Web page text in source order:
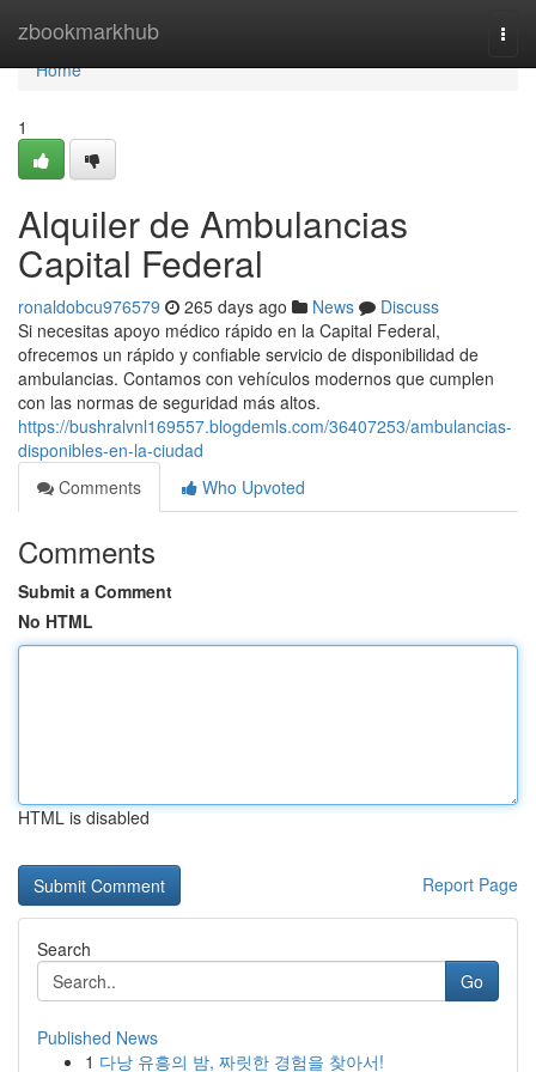
zbookmarkhub
Home
Home
1
Alquiler de Ambulancias
Capital Federal
ronaldobcu976579 265 days ago News
Discuss
Si necesitas apoyo médico rápido en la Capital Federal,
ofrecemos un rápido y confiable servicio de disponibilidad de
ambulancias. Contamos con vehículos modernos que cumplen
con las normas de seguridad más altos.
https://bushralvnl169557.blogdemls.com/36407253/ambulancias-
disponibles-en-la-ciudad
Comments
Who Upvoted
Comments
Submit a Comment
No HTML
HTML is disabled
Report Page
Search
Go
Published News
1 다낭 유흥의 밤, 짜릿한 경험을 찾아서!